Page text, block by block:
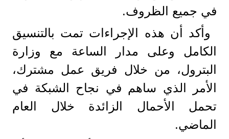
في جميع الظروف.
وأكد أن هذه الإجراءات تمت بالتنسيق
الكامل وعلى مدار الساعة مع وزارة
البترول، من خلال فريق عمل مشترك،
الأمر الذي ساهم في نجاح الشبكة في
تحمل الأحمال الزائدة خلال العام
الماضي.